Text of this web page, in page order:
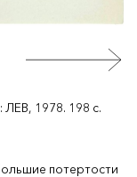
1978. 198 с.
потертости